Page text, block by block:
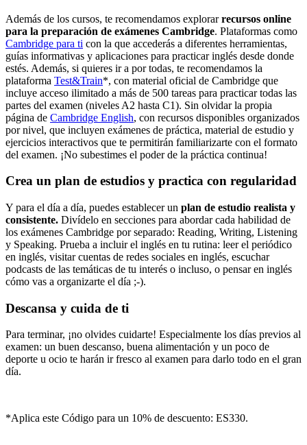
Además de los cursos, te recomendamos explorarrecursos online
para la preparación de exámenes Cambridge. Plataformas como
Cambridge para ti con la que accederás a diferentes herramientas,
guías informativas y aplicaciones para practicar inglés desde donde
estés. Además, si quieres ir a por todas, te recomendamos la
plataforma Test&Train*, con material oficial de Cambridge que
incluye acceso ilimitado a más de 500 tareas para practicar todas las
partes del examen (niveles A2 hasta C1). Sin olvidar la propia
página de Cambridge English, con recursos disponibles organizados
por nivel, que incluyen exámenes de práctica, material de estudio y
ejercicios interactivos que te permitirán familiarizarte con el formato
del examen. ¡No subestimes el poder de la práctica continua!
Crea un plan de estudios y practica con regularidad
Y para el día a día, puedes establecer un plan de estudio realista y
consistente. Divídelo en secciones para abordar cada habilidad de
los exámenes Cambridge por separado: Reading, Writing, Listening
y Speaking. Prueba a incluir el inglés en tu rutina: leer el periódico
en inglés, visitar cuentas de redes sociales en inglés, escuchar
podcasts de las temáticas de tu interés o incluso, o pensar en inglés
cómo vas a organizarte el día ;-).
Descansa y cuida de ti
Para terminar, ¡no olvides cuidarte! Especialmente los días previos al
examen: un buen descanso, buena alimentación y un poco de
deporte u ocio te harán ir fresco al examen para darlo todo en el gran
día.
*Aplica este Código para un 10% de descuento: ES330.